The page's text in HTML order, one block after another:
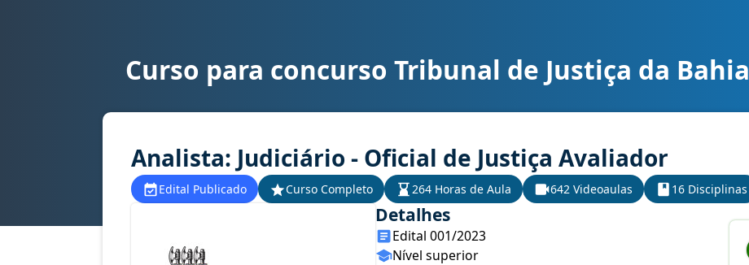
Curso para concurso TJ BA - Tribunal de Justiça da Bahia cargo Analista: Judiciário - Oficial de Justiça Avaliador
Curso para concurso Tribunal de Justiça da Bahia
Analista: Judiciário - Oficial de Justiça Avaliador
Edital Publicado Curso Completo 264 Horas de Aula 642 Videoaulas 16 Disciplinas
Detalhes
Edital 001/2023
Nível superior